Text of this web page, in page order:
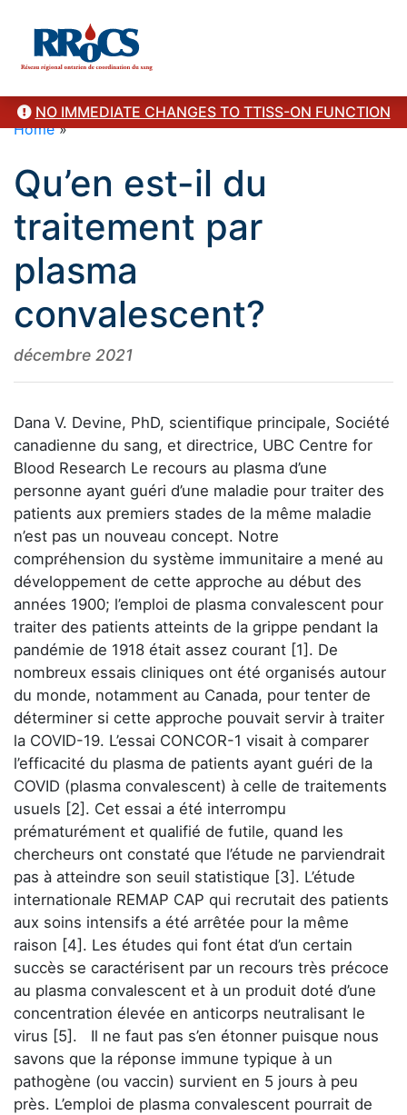
NO IMMEDIATE CHANGES TO TTISS-ON FUNCTION
Home»
Qu’en est-il du
traitement par
plasma
convalescent?
décembre 2021
Dana V. Devine, PhD, scientifique principale, Société
canadienne du sang, et directrice, UBC Centre for
Blood Research Le recours au plasma d’une
personne ayant guéri d’une maladie pour traiter des
patients aux premiers stades de la même maladie
n’est pas un nouveau concept. Notre
compréhension du système immunitaire a mené au
développement de cette approche au début des
années 1900; l’emploi de plasma convalescent pour
traiter des patients atteints de la grippe pendant la
pandémie de 1918 était assez courant [1]. De
nombreux essais cliniques ont été organisés autour
du monde, notamment au Canada, pour tenter de
déterminer si cette approche pouvait servir à traiter
la COVID-19. L’essai CONCOR-1 visait à comparer
l’efficacité du plasma de patients ayant guéri de la
COVID (plasma convalescent) à celle de traitements
usuels [2]. Cet essai a été interrompu
prématurément et qualifié de futile, quand les
chercheurs ont constaté que l’étude ne parviendrait
pas à atteindre son seuil statistique [3]. L’étude
internationale REMAP CAP qui recrutait des patients
aux soins intensifs a été arrêtée pour la même
raison [4]. Les études qui font état d’un certain
succès se caractérisent par un recours très précoce
au plasma convalescent et à un produit doté d’une
concentration élevée en anticorps neutralisant le
virus [5]. Il ne faut pas s’en étonner puisque nous
savons que la réponse immune typique à un
pathogène (ou vaccin) survient en 5 jours à peu
près. L’emploi de plasma convalescent pourrait de